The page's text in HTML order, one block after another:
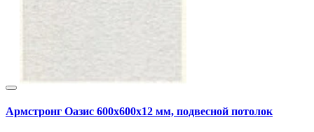
Армстронг Оазис 600х600х12 мм, подвесной потолок